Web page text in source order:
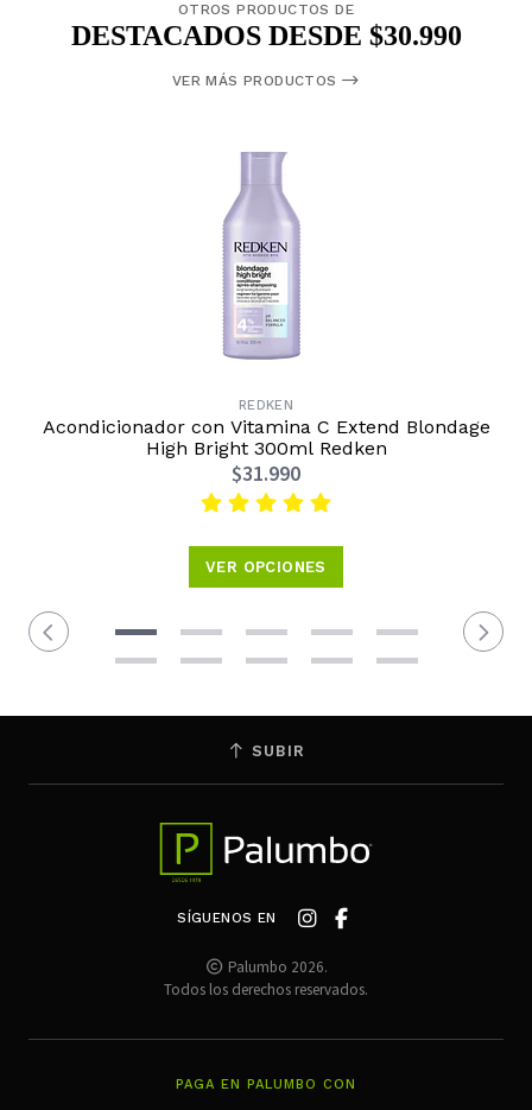
OTROS PRODUCTOS DE
DESTACADOS DESDE $30.990
VER MÁS PRODUCTOS
REDKEN
Acondicionador con Vitamina C Extend Blondage
High Bright 300ml Redken
$31.990
VER OPCIONES
SUBIR
SÍGUENOS EN
Palumbo 2026.
Todos los derechos reservados.
PAGA EN PALUMBO CON